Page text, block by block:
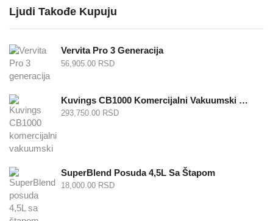
Ljudi Takođe Kupuju
Vervita Pro 3 Generacija
56,905.00 RSD
Kuvings CB1000 Komercijalni Vakuumski Blender
293,750.00 RSD
SuperBlend Posuda 4,5L Sa Štapom
18,000.00 RSD